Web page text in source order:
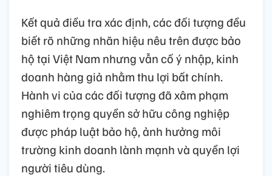
Kết quả điều tra xác định, các đối tượng đều
biết rõ những nhãn hiệu nêu trên được bảo
hộ tại Việt Nam nhưng vẫn cố ý nhập, kinh
doanh hàng giả nhằm thu lợi bất chính.
Hành vi của các đối tượng đã xâm phạm
nghiêm trọng quyền sở hữu công nghiệp
được pháp luật bảo hộ, ảnh hưởng môi
trường kinh doanh lành mạnh và quyền lợi
người tiêu dùng.